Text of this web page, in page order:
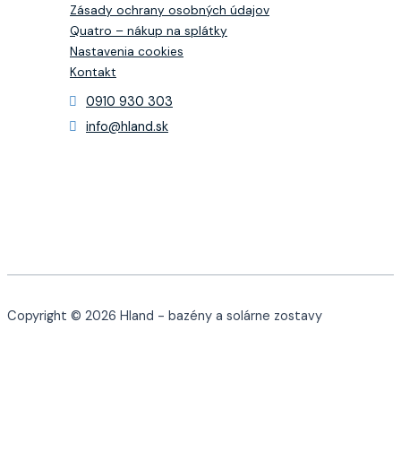
Zásady ochrany osobných údajov
Quatro – nákup na splátky
Nastavenia cookies
Kontakt
0910 930 303
info@hland.sk
Copyright © 2026 Hland - bazény a solárne zostavy